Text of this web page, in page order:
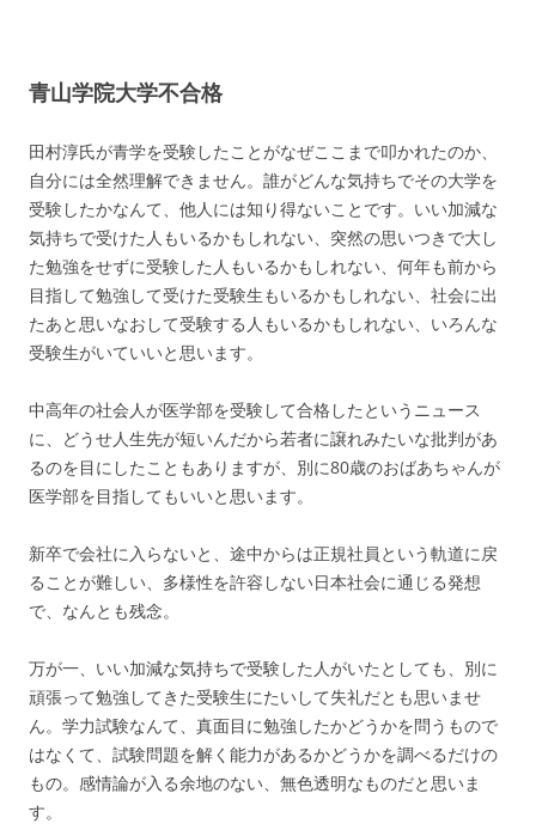
青山学院大学不合格
田村淳氏が青学を受験したことがなぜここまで叩かれたのか、
自分には全然理解できません。誰がどんな気持ちでその大学を
受験したかなんて、他人には知り得ないことです。いい加減な
気持ちで受けた人もいるかもしれない、突然の思いつきで大し
た勉強をせずに受験した人もいるかもしれない、何年も前から
目指して勉強して受けた受験生もいるかもしれない、社会に出
たあと思いなおして受験する人もいるかもしれない、いろんな
受験生がいていいと思います。
中高年の社会人が医学部を受験して合格したというニュース
に、どうせ人生先が短いんだから若者に譲れみたいな批判があ
るのを目にしたこともありますが、別に80歳のおばあちゃんが
医学部を目指してもいいと思います。
新卒で会社に入らないと、途中からは正規社員という軌道に戻
ることが難しい、多様性を許容しない日本社会に通じる発想
で、なんとも残念。
万が一、いい加減な気持ちで受験した人がいたとしても、別に
頑張って勉強してきた受験生にたいして失礼だとも思いませ
ん。学力試験なんて、真面目に勉強したかどうかを問うもので
はなくて、試験問題を解く能力があるかどうかを調べるだけの
もの。感情論が入る余地のない、無色透明なものだと思いま
す。